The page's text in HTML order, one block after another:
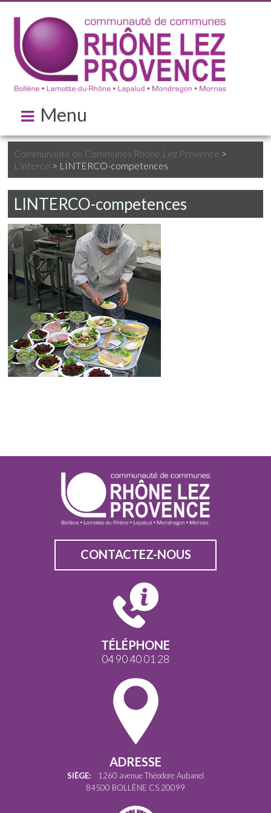
Menu
Communauté de Communes Rhône Lez Provence >
L’interco > LINTERCO-competences
LINTERCO-competences
CONTACTEZ-NOUS
TÉLÉPHONE
04 90 40 01 28
ADRESSE
SIÈGE: 1260 avenue Théodore Aubanel
84500 BOLLÈNE CS 20099